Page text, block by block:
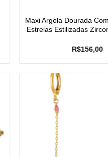
Maxi Argola Dourada
Estrelas Estilizadas
R$156,00